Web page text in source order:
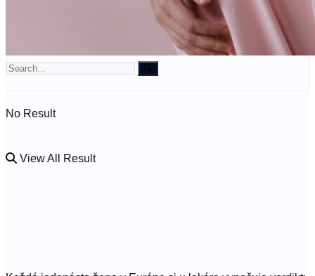
No Result
View All Result